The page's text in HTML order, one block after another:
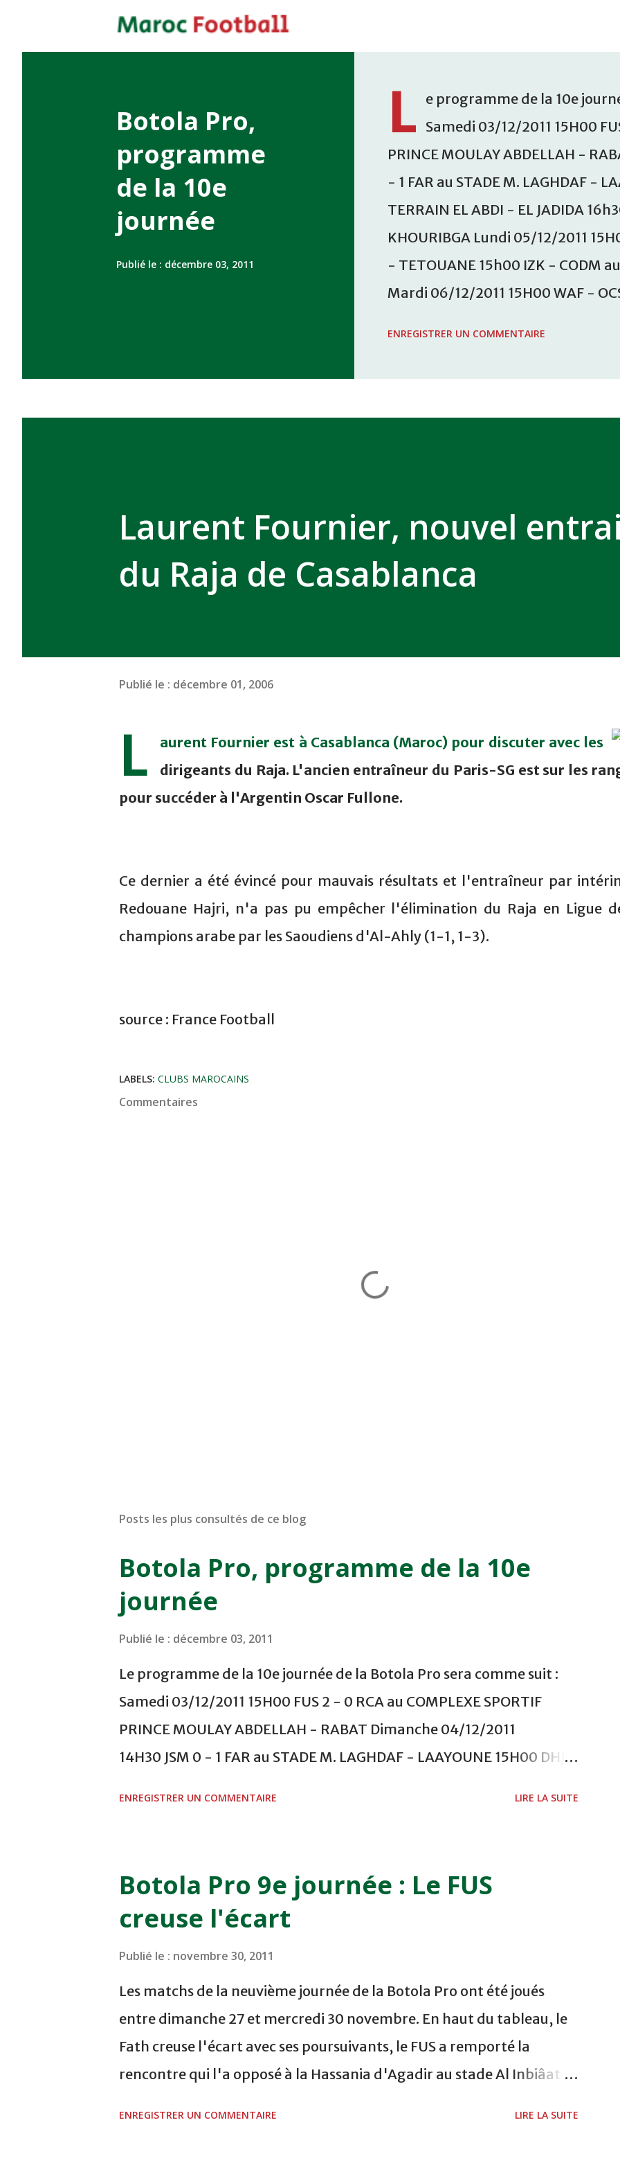
Botola Pro,
programme
de la 10e
journée
Publié le : décembre 03, 2011
L e programme de la 10e
Samedi 03/12/2011 15H00
PRINCE MOULAY ABDELLAH -
- 1 FAR au STADE M. LAGHDAF -
TERRAIN EL ABDI - EL JADIDA
KHOURIBGA Lundi 05/12/2011
- TETOUANE 15h00 IZK - CODM
Mardi 06/12/2011 15H00 WAF -
ENREGISTRER UN COMMENTAIRE
Laurent Fournier, nouvel
du Raja de Casablanca
Publié le : décembre 01, 2006
L
aurent Fournier est à Casablanca (Maroc) pour discuter avec les
dirigeants du Raja. L'ancien entraîneur du Paris-SG est sur les
pour succéder à l'Argentin Oscar Fullone.
Ce dernier a été évincé pour mauvais résultats et l'entraîneur par
Redouane Hajri, n'a pas pu empêcher l'élimination du Raja en Ligue
champions arabe par les Saoudiens d'Al-Ahly (1-1, 1-3).
source : France Football
LABELS: CLUBS MAROCAINS
Commentaires
Posts les plus consultés de ce blog
Botola Pro, programme de la 10e
journée
Publié le : décembre 03, 2011
Le programme de la 10e journée de la Botola Pro sera comme suit :
Samedi 03/12/2011 15H00 FUS 2 - 0 RCA au COMPLEXE SPORTIF
PRINCE MOULAY ABDELLAH - RABAT Dimanche 04/12/2011
14H30 JSM 0 - 1 FAR au STADE M. LAGHDAF - LAAYOUNE 15H00 DHJ 0
COMPLEXE SPORTIF DE FES - FES WAC - MAS Reporté pour cause de
finale de la coupe de la CAF COMPLEXE SPORTIF MOHAMMED
VCASABLANCA
ENREGISTRER UN COMMENTAIRE LIRE LA SUITE
Botola Pro 9e journée : Le FUS
creuse l'écart
Publié le : novembre 30, 2011
Les matchs de la neuvième journée de la Botola Pro ont été joués
entre dimanche 27 et mercredi 30 novembre. En haut du tableau, le
Fath creuse l'écart avec ses poursuivants, le FUS a remporté la
rencontre qui l'a opposé à la Hassania d'Agadir au stade Al Inbiâat
ENREGISTRER UN COMMENTAIRE LIRE LA SUITE